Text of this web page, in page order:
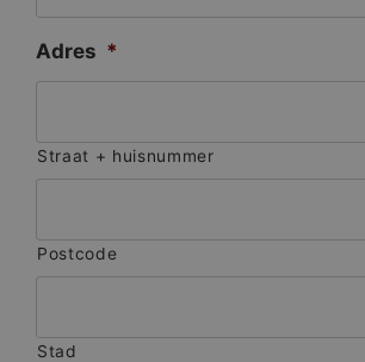
Adres *
Straat + huisnummer
Postcode
Stad